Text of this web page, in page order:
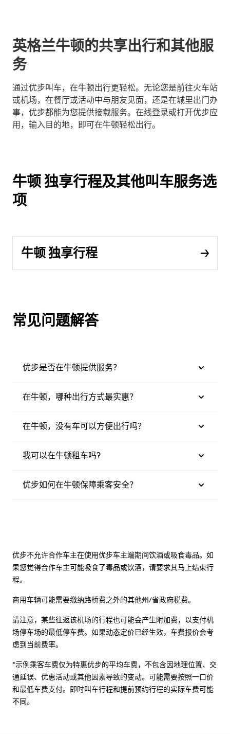
英格兰牛顿的共享出行和其他服
务
通过优步叫车，在牛顿出行更轻松。无论您是前往火车站
或机场，在餐厅或活动中与朋友见面，还是在城里出门办
事，优步都能为您提供接载服务。在线登录或打开优步应
用，输入目的地，即可在牛顿轻松出行。
牛顿 独享行程及其他叫车服务选
项
牛顿 独享行程
常见问题解答
优步是否在牛顿提供服务？
在牛顿，哪种出行方式最实惠？
在牛顿，没有车可以方便出行吗？
我可以在牛顿租车吗?
优步如何在牛顿保障乘客安全？
优步不允许合作车主在使用优步车主端期间饮酒或吸食毒品。如
果您觉得合作车主可能吸食了毒品或饮酒，请要求其马上结束行
程。
商用车辆可能需要缴纳路桥费之外的其他州/省政府税费。
请注意，某些往返该机场的行程也可能会产生附加费，以支付机
场停车场的最低停车费。如果动态定价已经生效，车费报价会考
虑到当前费率。
*示例乘客车费仅为特惠优步的平均车费，不包含因地理位置、交
通延误、优惠活动或其他因素导致的变动。可能需要按照一口价
和最低车费支付。即时叫车行程和提前预约行程的实际车费可能
不同。